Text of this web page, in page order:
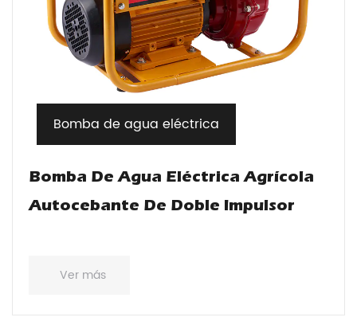
Bomba de agua eléctrica
Bomba De Agua Eléctrica Agrícola
Autocebante De Doble Impulsor
Ver más